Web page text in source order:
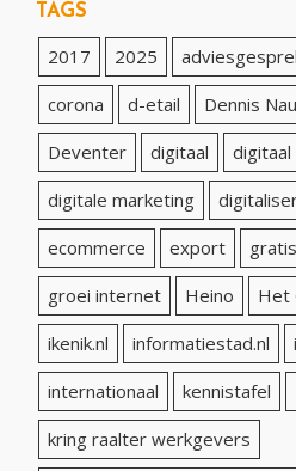
TAGS
2017 2025
corona
d-etail Dennis
Deventer
digitaal
digitaal
digitale marketing
ecommerce
export
groei internet
Heino
Het
ikenik.nl
informatiestad.nl
internationaal
kennistafel
kring raalter werkgevers